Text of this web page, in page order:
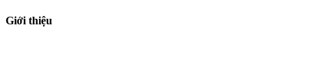
Giới thiệu